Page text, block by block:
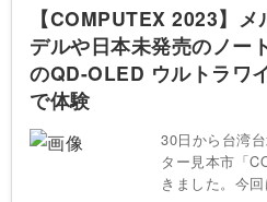
【COMPUTEX 2023】
デルや日本未発売のノー
のQD-OLED ウルトラワ
で体験
30日から台湾
ター見本市「
きました。今